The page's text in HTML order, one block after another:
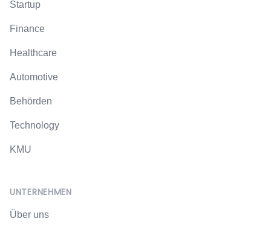
Startup
Finance
Healthcare
Automotive
Behörden
Technology
KMU
UNTERNEHMEN
Über uns